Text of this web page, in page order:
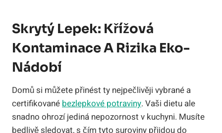
Skrytý Lepek: Křížová
Kontaminace A Rizika Eko-
Nádobí
Domů si můžete přinést ty nejpečlivěji vybrané a
certifikované bezlepkové potraviny. Vaši dietu ale
snadno ohrozí jediná nepozornost v kuchyni. Musíte
bedlivě sledovat, s čím tyto suroviny přijdou do